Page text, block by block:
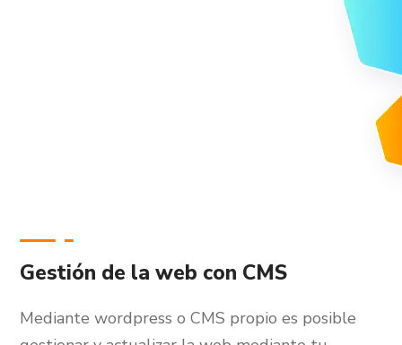
Gestión de la web con CMS
Mediante wordpress o CMS propio es posible